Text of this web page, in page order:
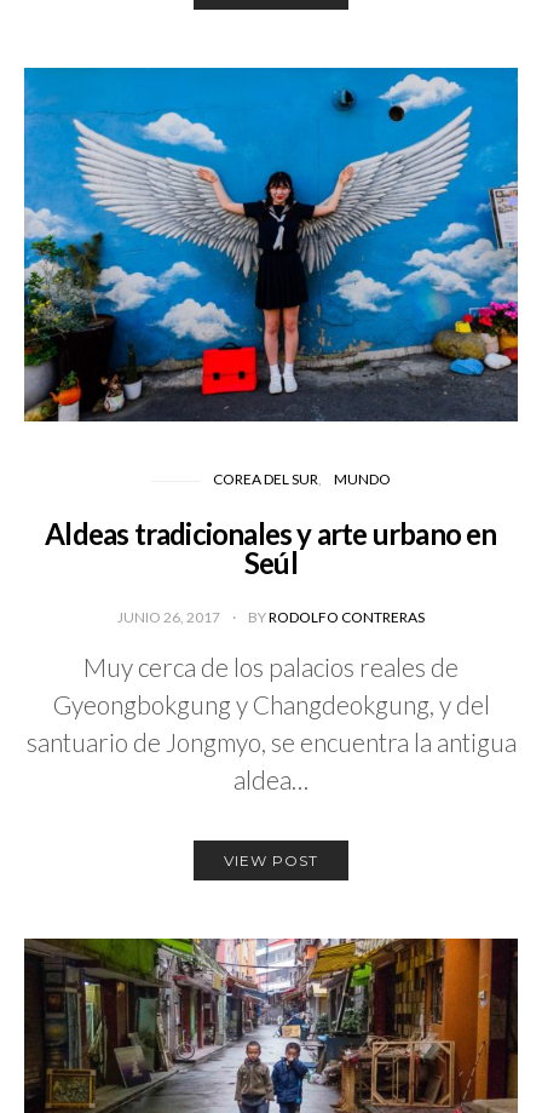
COREA DEL SUR MUNDO
Aldeas tradicionales y arte urbano en
Seúl
JUNIO 26, 2017 BYRODOLFO CONTRERAS
Muy cerca de los palacios reales de
Gyeongbokgung y Changdeokgung, y del
santuario de Jongmyo, se encuentra la antigua
aldea…
VIEW POST